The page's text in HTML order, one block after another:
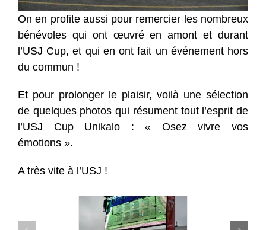
On en profite aussi pour remercier les nombreux
bénévoles qui ont œuvré en amont et durant
l’USJ Cup, et qui en ont fait un événement hors
du commun !
Et pour prolonger le plaisir, voilà une sélection
de quelques photos qui résument tout l’esprit de
l’USJ Cup Unikalo : « Osez vivre vos
émotions ».
A très vite à l’USJ !